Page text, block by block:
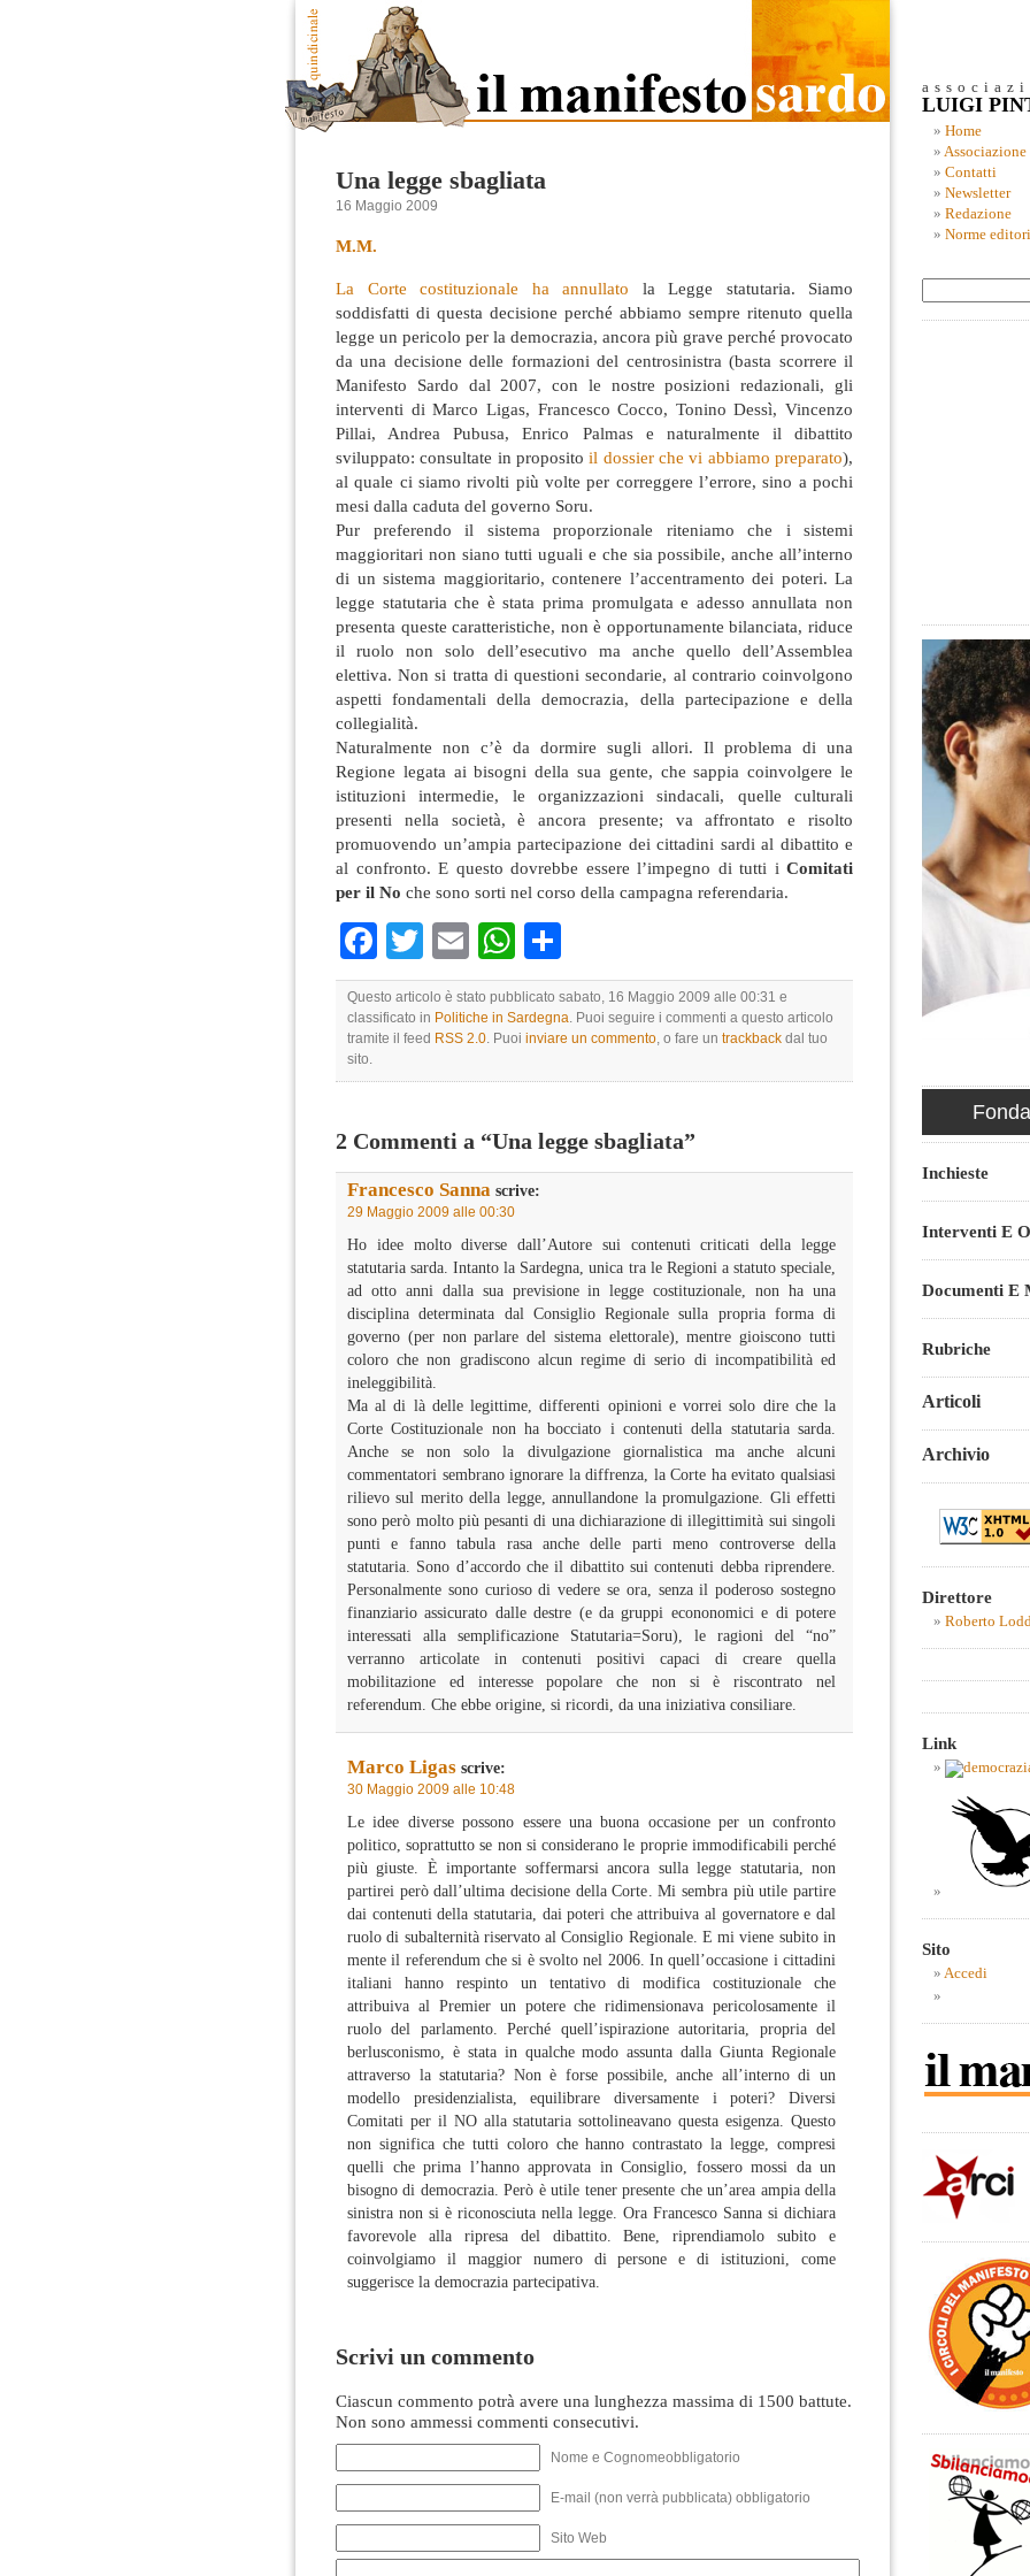
Una legge sbagliata
16 Maggio 2009
M.M.
La Corte costituzionale ha annullato la Legge statutaria. Siamo
soddisfatti di questa decisione perché abbiamo sempre ritenuto quella
legge un pericolo per la democrazia, ancora più grave perché provocato
da una decisione delle formazioni del centrosinistra (basta scorrere il
Manifesto Sardo dal 2007, con le nostre posizioni redazionali, gli
interventi di Marco Ligas, Francesco Cocco, Tonino Dessì, Vincenzo
Pillai, Andrea Pubusa, Enrico Palmas e naturalmente il dibattito
sviluppato: consultate in proposito il dossier che vi abbiamo preparato),
al quale ci siamo rivolti più volte per correggere l’errore, sino a pochi
mesi dalla caduta del governo Soru.
Pur preferendo il sistema proporzionale riteniamo che i sistemi
maggioritari non siano tutti uguali e che sia possibile, anche all’interno
di un sistema maggioritario, contenere l’accentramento dei poteri. La
legge statutaria che è stata prima promulgata e adesso annullata non
presenta queste caratteristiche, non è opportunamente bilanciata, riduce
il ruolo non solo dell’esecutivo ma anche quello dell’Assemblea
elettiva. Non si tratta di questioni secondarie, al contrario coinvolgono
aspetti fondamentali della democrazia, della partecipazione e della
collegialità.
Naturalmente non c’è da dormire sugli allori. Il problema di una
Regione legata ai bisogni della sua gente, che sappia coinvolgere le
istituzioni intermedie, le organizzazioni sindacali, quelle culturali
presenti nella società, è ancora presente; va affrontato e risolto
promuovendo un’ampia partecipazione dei cittadini sardi al dibattito e
al confronto. E questo dovrebbe essere l’impegno di tutti i Comitati
per il No che sono sorti nel corso della campagna referendaria.
Facebook
TwitterEmailWhatsApp
Questo articolo è stato pubblicato sabato, 16 Maggio 2009 alle 00:31 e
classificato in Politiche in Sardegna. Puoi seguire i commenti a questo articolo
tramite il feed RSS 2.0. Puoi inviare un commento, o fare un trackback dal tuo
sito.
2 Commenti a “Una legge sbagliata”
Francesco Sanna scrive:
29 Maggio 2009 alle 00:30
Ho idee molto diverse dall’Autore sui contenuti criticati della legge
statutaria sarda. Intanto la Sardegna, unica tra le Regioni a statuto speciale,
ad otto anni dalla sua previsione in legge costituzionale, non ha una
disciplina determinata dal Consiglio Regionale sulla propria forma di
governo (per non parlare del sistema elettorale), mentre gioiscono tutti
coloro che non gradiscono alcun regime di serio di incompatibilità ed
ineleggibilità.
Ma al di là delle legittime, differenti opinioni e vorrei solo dire che la
Corte Costituzionale non ha bocciato i contenuti della statutaria sarda.
Anche se non solo la divulgazione giornalistica ma anche alcuni
commentatori sembrano ignorare la diffrenza, la Corte ha evitato qualsiasi
rilievo sul merito della legge, annullandone la promulgazione. Gli effetti
sono però molto più pesanti di una dichiarazione di illegittimità sui singoli
punti e fanno tabula rasa anche delle parti meno controverse della
statutaria. Sono d’accordo che il dibattito sui contenuti debba riprendere.
Personalmente sono curioso di vedere se ora, senza il poderoso sostegno
finanziario assicurato dalle destre (e da gruppi econonomici e di potere
interessati alla semplificazione Statutaria=Soru), le ragioni del “no”
verranno articolate in contenuti positivi capaci di creare quella
mobilitazione ed interesse popolare che non si è riscontrato nel
referendum. Che ebbe origine, si ricordi, da una iniziativa consiliare.
Marco Ligas scrive:
30 Maggio 2009 alle 10:48
Le idee diverse possono essere una buona occasione per un confronto
politico, soprattutto se non si considerano le proprie immodificabili perché
più giuste. È importante soffermarsi ancora sulla legge statutaria, non
partirei però dall’ultima decisione della Corte. Mi sembra più utile partire
dai contenuti della statutaria, dai poteri che attribuiva al governatore e dal
ruolo di subalternità riservato al Consiglio Regionale. E mi viene subito in
mente il referendum che si è svolto nel 2006. In quell’occasione i cittadini
italiani hanno respinto un tentativo di modifica costituzionale che
attribuiva al Premier un potere che ridimensionava pericolosamente il
ruolo del parlamento. Perché quell’ispirazione autoritaria, propria del
berlusconismo, è stata in qualche modo assunta dalla Giunta Regionale
attraverso la statutaria? Non è forse possibile, anche all’interno di un
modello presidenzialista, equilibrare diversamente i poteri? Diversi
Comitati per il NO alla statutaria sottolineavano questa esigenza. Questo
non significa che tutti coloro che hanno contrastato la legge, compresi
quelli che prima l’hanno approvata in Consiglio, fossero mossi da un
bisogno di democrazia. Però è utile tener presente che un’area ampia della
sinistra non si è riconosciuta nella legge. Ora Francesco Sanna si dichiara
favorevole alla ripresa del dibattito. Bene, riprendiamolo subito e
coinvolgiamo il maggior numero di persone e di istituzioni, come
suggerisce la democrazia partecipativa.
Scrivi un commento
Ciascun commento potrà avere una lunghezza massima di 1500 battute.
Non sono ammessi commenti consecutivi.
Nome e Cognomeobbligatorio
E-mail (non verrà pubblicata) obbligatorio
Sito Web
LUIGI
Home
Associazione
Contatti
Newsletter
Redazione
Norme
Inchieste
Interventi E
Documenti E
Rubriche
Articoli
Archivio
Direttore
Roberto
Link
Sito
Accedi